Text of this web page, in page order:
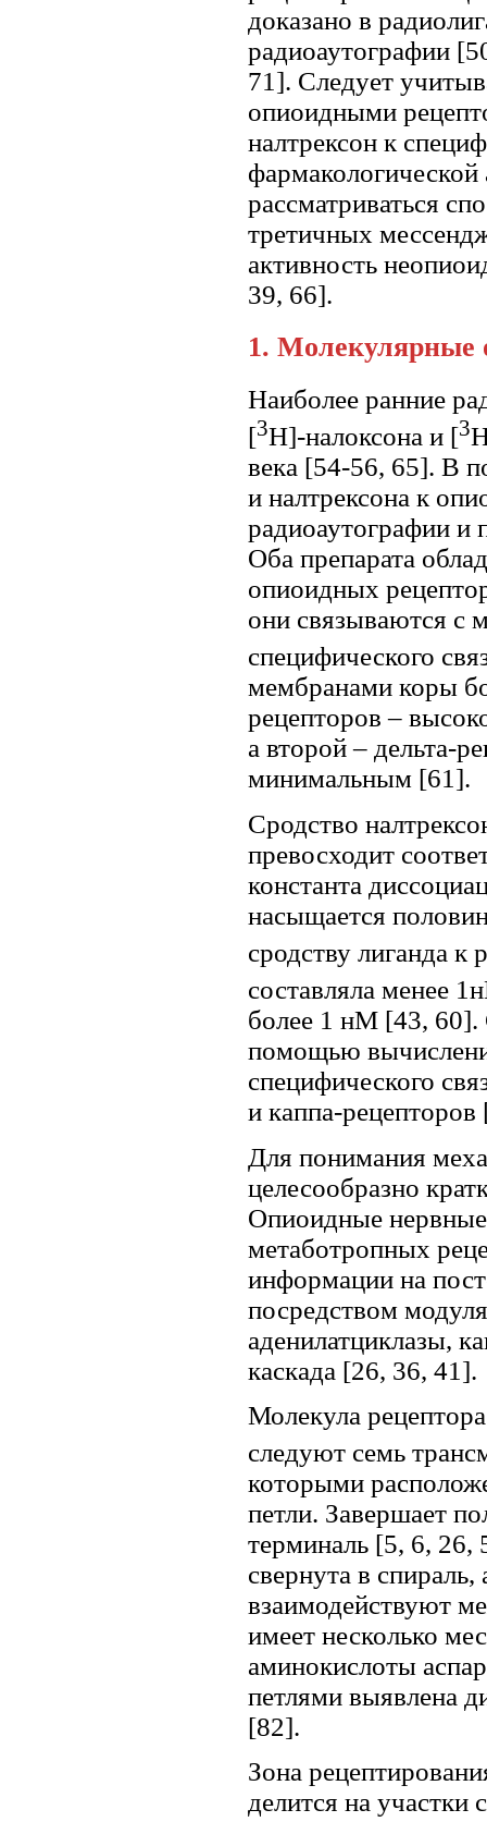
доказано в
радиоаутографии
71]. Следует
опиоидными
налтрексон к
рассматриваться
третичных
активность
39, 66].
1. Молекулярные
Наиболее ранние
[3Н]-налоксона и [3
века [54-56, 65]. В
и налтрексона к
радиоаутографии и
Оба препарата
опиоидных
они связываются с
специфического
мембранами коры
рецепторов –
а второй – дельта-
минимальным [61].
Сродство
превосходит
константа
насыщается
сродству лиганда к
составляла менее
более 1 нМ [43, 60].
помощью
специфического
и каппа-
Для понимания
целесообразно
Опиоидные нервные
метаботропных
информации на
посредством
аденилатциклазы,
каскада [26, 36, 41].
Молекула
следуют семь
которыми
петли. Завершает
терминаль [5, 6, 26,
свернута в
взаимодействуют
имеет несколько
аминокислоты
петлями выявлена
[82].
Зона
делится на участки